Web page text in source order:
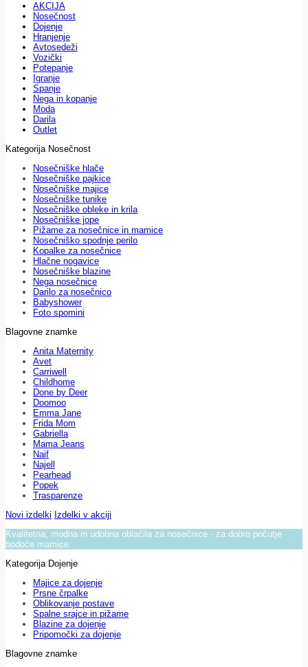
AKCIJA
Nosečnost
Dojenje
Hranjenje
Avtosedeži
Vozički
Potepanje
Igranje
Spanje
Nega in kopanje
Moda
Darila
Outlet
Kategorija Nosečnost
Nosečniške hlače
Nosečniške pajkice
Nosečniške majice
Nosečniške tunike
Nosečniške obleke in krila
Nosečniške jope
Pižame za nosečnice in mamice
Nosečniško spodnje perilo
Kopalke za nosečnice
Hlačne nogavice
Nosečniške blazine
Nega nosečnice
Darilo za nosečnico
Babyshower
Foto spomini
Blagovne znamke
Anita Maternity
Avet
Carriwell
Childhome
Done by Deer
Doomoo
Emma Jane
Frida Mom
Gabriella
Mama Jeans
Naif
Najell
Pearhead
Popek
Trasparenze
Novi izdelki Izdelki v akciji
Kvalitetna, modna in udobna oblačila za nosečnice - za dobro počutje
bodoče mamice.
Kategorija Dojenje
Majice za dojenje
Prsne črpalke
Oblikovanje postave
Spalne srajce in pižame
Blazine za dojenje
Pripomočki za dojenje
Blagovne znamke